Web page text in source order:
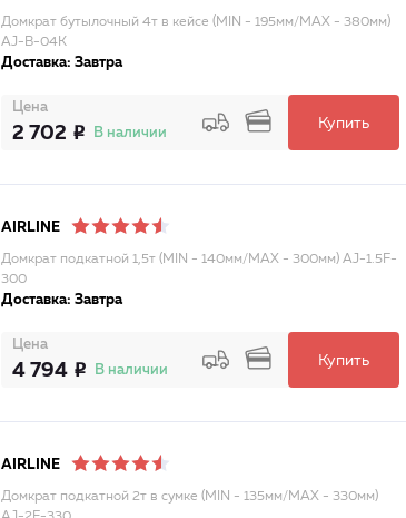
Домкрат бутылочный 4т в кейсе (MIN - 195мм/MAX - 380мм)
AJ-B-04K
Доставка: Завтра
Цена
2 702 В наличии
Купить
AIRLINE
Домкрат подкатной 1,5т (MIN - 140мм/MAX - 300мм) AJ-1.5F-
300
Доставка: Завтра
Цена
4 794 В наличии
Купить
AIRLINE
Домкрат подкатной 2т в сумке (MIN - 135мм/MAX - 330мм)